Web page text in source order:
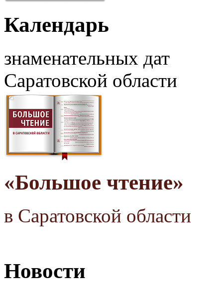
Календарь
знаменательных дат
Саратовской области
«Большое чтение»
в Саратовской области
Новости